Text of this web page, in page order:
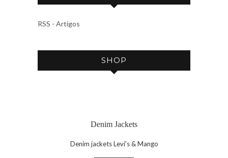
V
RSS - Artigos
SHOP
Denim Jackets
Denim jackets Levi's & Mango